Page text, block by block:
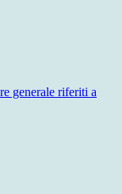
generale riferiti a